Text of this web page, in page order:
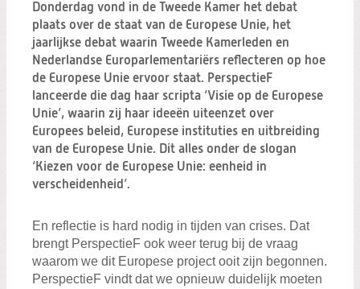
Zoeken:
Zoeken
Donderdag vond in de Tweede Kamer het debat
plaats over de staat van de Europese Unie, het
jaarlijkse debat waarin Tweede Kamerleden en
Nederlandse Europarlementariërs reflecteren op hoe
de Europese Unie ervoor staat. PerspectieF
lanceerde die dag haar scripta ‘Visie op de Europese
Unie’, waarin zij haar ideeën uiteenzet over
Europees beleid, Europese instituties en uitbreiding
van de Europese Unie. Dit alles onder de slogan
‘Kiezen voor de Europese Unie: eenheid in
verscheidenheid’.
En reflectie is hard nodig in tijden van crises. Dat
brengt PerspectieF ook weer terug bij de vraag
waarom we dit Europese project ooit zijn begonnen.
PerspectieF vindt dat we opnieuw duidelijk moeten